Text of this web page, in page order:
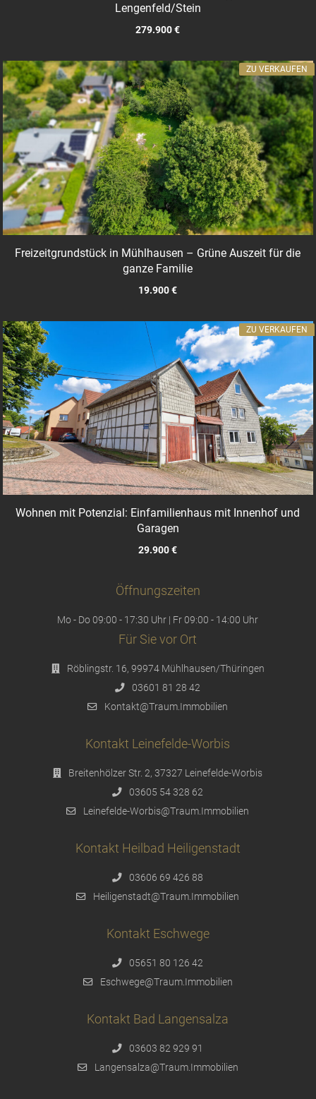
Lengenfeld/Stein
279.900 €
Freizeitgrundstück in Mühlhausen – Grüne Auszeit für die
ganze Familie
19.900 €
ZU VERKAUFEN
Wohnen mit Potenzial: Einfamilienhaus mit Innenhof und
Garagen
29.900 €
ZU VERKAUFEN
Öffnungszeiten
Mo - Do 09:00 - 17:30 Uhr | Fr 09:00 - 14:00 Uhr
Für Sie vor Ort
Röblingstr. 16, 99974 Mühlhausen/Thüringen
03601 81 28 42
Kontakt@Traum.Immobilien
Kontakt Leinefelde-Worbis
Breitenhölzer Str. 2, 37327 Leinefelde-Worbis
03605 54 328 62
Leinefelde-Worbis@Traum.Immobilien
Kontakt Heilbad Heiligenstadt
03606 69 426 88
Heiligenstadt@Traum.Immobilien
Kontakt Eschwege
05651 80 126 42
Eschwege@Traum.Immobilien
Kontakt Bad Langensalza
03603 82 929 91
Langensalza@Traum.Immobilien